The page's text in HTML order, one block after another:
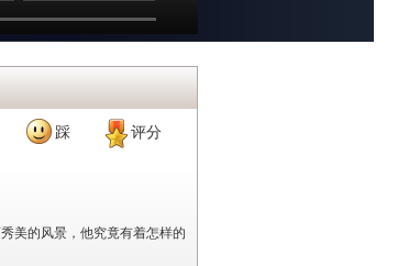
踩 评分
美的风景，他究竟有着怎样的